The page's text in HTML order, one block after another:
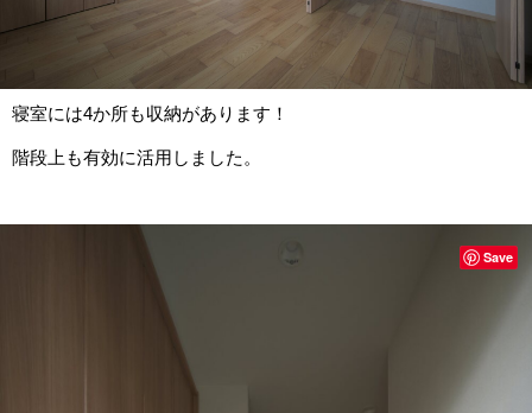
寝室には4か所も収納があります！
階段上も有効に活用しました。
Save